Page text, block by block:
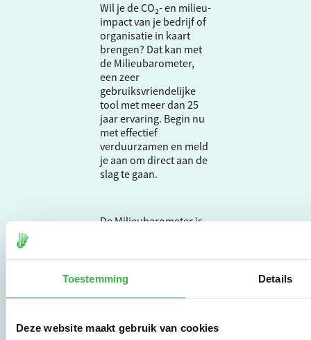
Toestemming Details
Deze website maakt gebruik van cookies
Wil je de CO₂- en milieu-
impact van je bedrijf of
organisatie in kaart
brengen? Dat kan met
de Milieubarometer,
een zeer
gebruiksvriendelijke
tool met meer dan 25
jaar ervaring. Begin nu
met effectief
verduurzamen en meld
je aan om direct aan de
slag te gaan.
De Milieubarometer is
vertaalt de groeiende
instrumenten en